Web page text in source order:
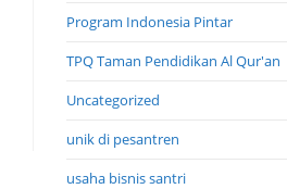
Program Indonesia Pintar
TPQ Taman Pendidikan Al Qur'an
Uncategorized
unik di pesantren
usaha bisnis santri